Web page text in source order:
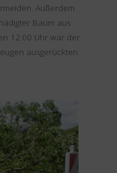
Außerdem
Baum aus
12.00 Uhr war der
ausgerückten